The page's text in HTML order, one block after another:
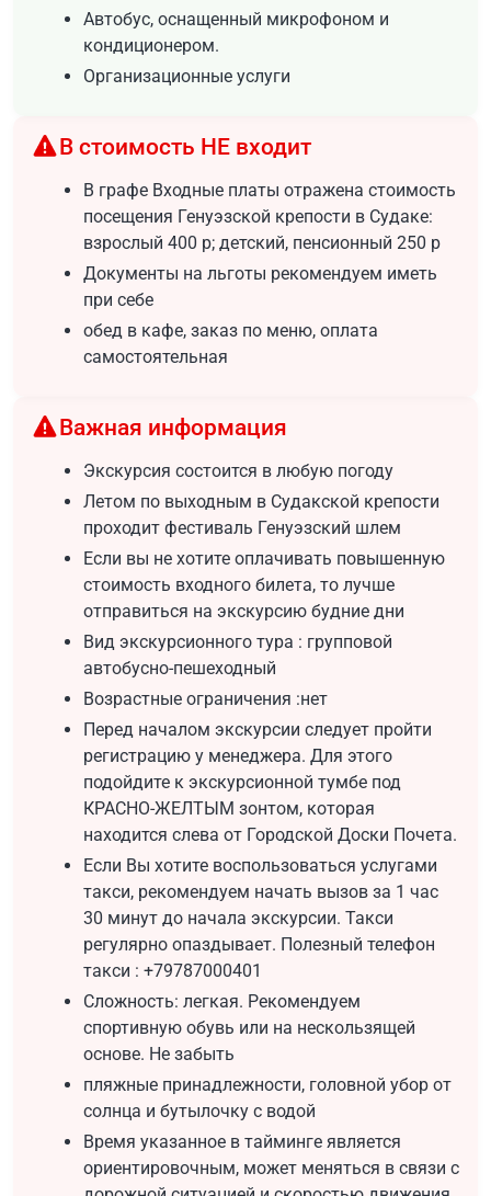
Автобус, оснащенный микрофоном и
кондиционером.
Организационные услуги
В стоимость НЕ входит
В графе Входные платы отражена стоимость
посещения Генуэзской крепости в Судаке:
взрослый 400 р; детский, пенсионный 250 р
Документы на льготы рекомендуем иметь
при себе
обед в кафе, заказ по меню, оплата
самостоятельная
Важная информация
Экскурсия состоится в любую погоду
Летом по выходным в Судакской крепости
проходит фестиваль Генуэзский шлем
Если вы не хотите оплачивать повышенную
стоимость входного билета, то лучше
отправиться на экскурсию будние дни
Вид экскурсионного тура : групповой
автобусно-пешеходный
Возрастные ограничения :нет
Перед началом экскурсии следует пройти
регистрацию у менеджера. Для этого
подойдите к экскурсионной тумбе под
КРАСНО-ЖЕЛТЫМ зонтом, которая
находится слева от Городской Доски Почета.
Если Вы хотите воспользоваться услугами
такси, рекомендуем начать вызов за 1 час
30 минут до начала экскурсии. Такси
регулярно опаздывает. Полезный телефон
такси : +79787000401
Сложность: легкая. Рекомендуем
спортивную обувь или на нескользящей
основе. Не забыть
пляжные принадлежности, головной убор от
солнца и бутылочку с водой
Время указанное в тайминге является
ориентировочным, может меняться в связи с